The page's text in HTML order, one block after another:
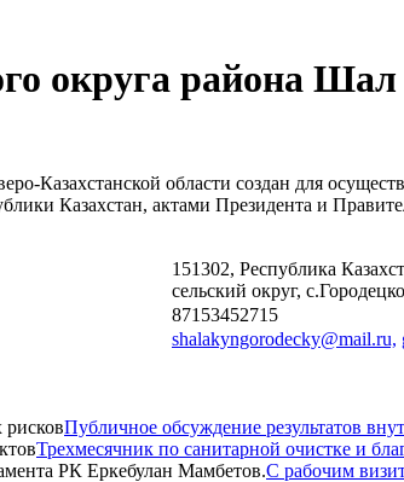
округа района
Казахстанской области создан для
Казахстан, актами Президента и
151302, Республика
сельский округ,
87153452715
shalakyngorodecky@mail.ru,
Публичное обсуждение результатов
Трехмесячник по санитарной очистке и
С рабочим